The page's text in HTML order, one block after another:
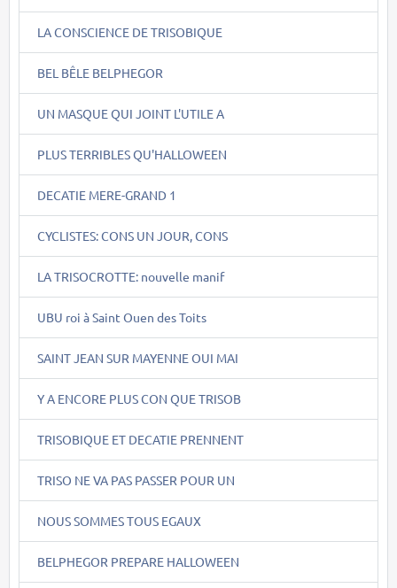
LA CONSCIENCE DE TRISOBIQUE
BEL BÊLE BELPHEGOR
UN MASQUE QUI JOINT L'UTILE A
PLUS TERRIBLES QU'HALLOWEEN
DECATIE MERE-GRAND 1
CYCLISTES: CONS UN JOUR, CONS
LA TRISOCROTTE: nouvelle manif
UBU roi à Saint Ouen des Toits
SAINT JEAN SUR MAYENNE OUI MAI
Y A ENCORE PLUS CON QUE TRISOB
TRISOBIQUE ET DECATIE PRENNENT
TRISO NE VA PAS PASSER POUR UN
NOUS SOMMES TOUS EGAUX
BELPHEGOR PREPARE HALLOWEEN